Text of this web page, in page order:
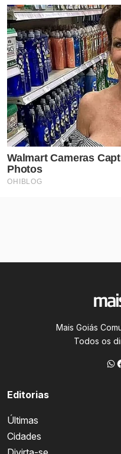
Mais Goiás
Todos os
Editorias
Últimas
Cidades